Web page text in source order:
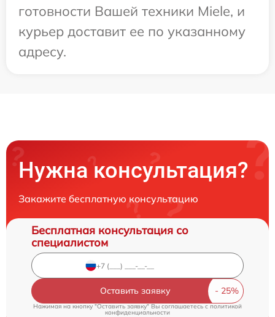
готовности Вашей техники Miele, и
курьер доставит ее по указанному
адресу.
Нужна консультация?
Закажите бесплатную консультацию
Бесплатная консультация со
специалистом
Оставить заявку
Нажимая на кнопку "Оставить заявку" Вы соглашаетесь cполитикой
конфиденциальности